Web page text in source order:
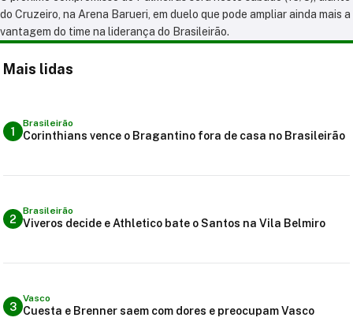
do Cruzeiro, na Arena Barueri, em duelo que pode ampliar ainda mais a
vantagem do time na liderança do Brasileirão.
Mais lidas
1
Brasileirão
Corinthians vence o Bragantino fora de casa no Brasileirão
2
Brasileirão
Viveros decide e Athletico bate o Santos na Vila Belmiro
3
Vasco
Cuesta e Brenner saem com dores e preocupam Vasco